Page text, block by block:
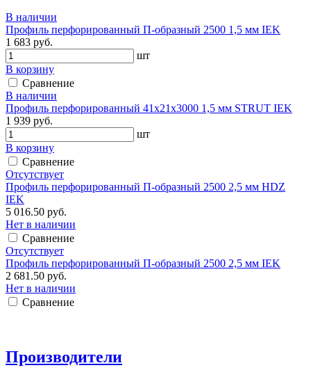
В наличии
Профиль перфорированный П-образный 2500 1,5 мм IEK
1 683 руб.
шт
В корзину
Сравнение
В наличии
Профиль перфорированный 41х21х3000 1,5 мм STRUT IEK
1 939 руб.
шт
В корзину
Сравнение
Отсутствует
Профиль перфорированный П-образный 2500 2,5 мм HDZ
IEK
5 016.50 руб.
Нет в наличии
Сравнение
Отсутствует
Профиль перфорированный П-образный 2500 2,5 мм IEK
2 681.50 руб.
Нет в наличии
Сравнение
Производители